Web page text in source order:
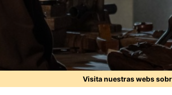
Visita nuestras webs